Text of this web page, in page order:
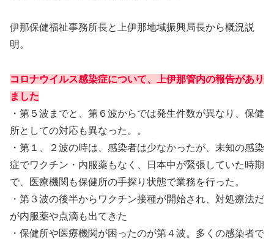
伊那保健福祉事務所長と上伊那地域振興局長から概況説
明。
コロナウイルス感染症について、上伊那管内の報告があり
ました
・第５波までと、第６波からでは発生件数が異なり、保健
所としての対応も異なった。。
・第１、２波の時は、感染者は少なかったが、未知の感染
症でワクチン・内服薬もなく、日本中が緊張していた時期
で、医療機関も保健所の手探り状態で業務を行った。
・第３波の後半からワクチン接種が開始され、対処療法だ
が内服薬や点滴も出てきた
・保健所や医療機関が困ったのが第４波。多くの感染者で